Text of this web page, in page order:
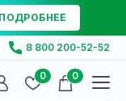
ПОДРОБНЕЕ
8 800 200-52-52
0 0